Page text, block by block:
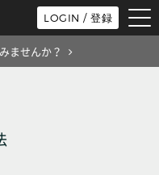
LOGIN / 登録
ませんか？